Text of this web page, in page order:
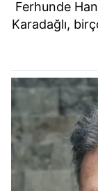
Ferhunde
Karadağlı,